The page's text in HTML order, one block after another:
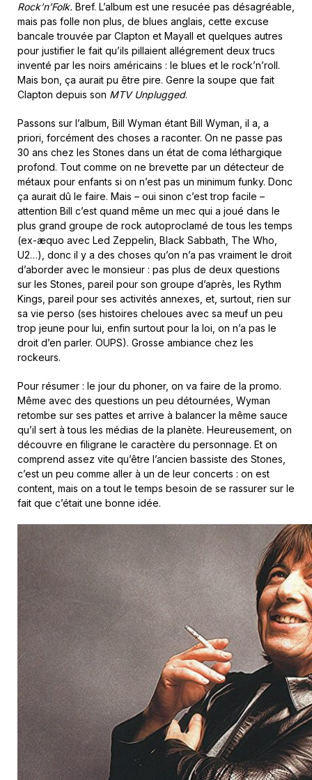
Rock’n’Folk. Bref. L’album est une resucée pas désagréable,
mais pas folle non plus, de blues anglais, cette excuse
bancale trouvée par Clapton et Mayall et quelques autres
pour justifier le fait qu’ils pillaient allégrement deux trucs
inventé par les noirs américains : le blues et le rock’n’roll.
Mais bon, ça aurait pu être pire. Genre la soupe que fait
Clapton depuis son MTV Unplugged.
Passons sur l’album, Bill Wyman étant Bill Wyman, il a, a
priori, forcément des choses a raconter. On ne passe pas
30 ans chez les Stones dans un état de coma léthargique
profond. Tout comme on ne brevette par un détecteur de
métaux pour enfants si on n’est pas un minimum funky. Donc
ça aurait dû le faire. Mais – oui sinon c’est trop facile –
attention Bill c’est quand même un mec qui a joué dans le
plus grand groupe de rock autoproclamé de tous les temps
(ex-æquo avec Led Zeppelin, Black Sabbath, The Who,
U2…), donc il y a des choses qu’on n’a pas vraiment le droit
d’aborder avec le monsieur : pas plus de deux questions
sur les Stones, pareil pour son groupe d’après, les Rythm
Kings, pareil pour ses activités annexes, et, surtout, rien sur
sa vie perso (ses histoires cheloues avec sa meuf un peu
trop jeune pour lui, enfin surtout pour la loi, on n’a pas le
droit d’en parler. OUPS). Grosse ambiance chez les
rockeurs.
Pour résumer : le jour du phoner, on va faire de la promo.
Même avec des questions un peu détournées, Wyman
retombe sur ses pattes et arrive à balancer la même sauce
qu’il sert à tous les médias de la planète. Heureusement, on
découvre en filigrane le caractère du personnage. Et on
comprend assez vite qu’être l’ancien bassiste des Stones,
c’est un peu comme aller à un de leur concerts : on est
content, mais on a tout le temps besoin de se rassurer sur le
fait que c’était une bonne idée.